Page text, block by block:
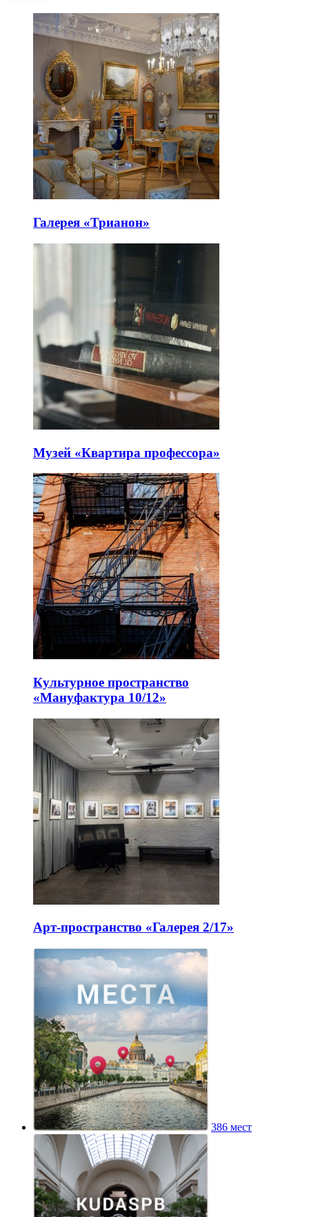
Галерея «Трианон»
Музей «Квартира профессора»
Культурное пространство
«Мануфактура 10/12»
Арт-пространство «Галерея 2/17»
386 мест